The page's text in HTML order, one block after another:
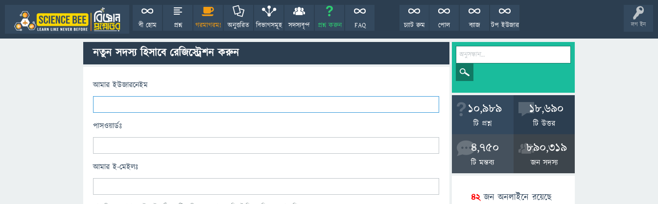
লগ ইন
বী হোম প্রশ্ন গরমাগরম! অনুত্তরিত বিভাগসমূহ সদস্যবৃন্দ প্রশ্ন করুন FAQ টপ ইউজার
ব্যাজ
পোল
চ্যাট রুম
নতুন সদস্য হিসাবে রেজিস্ট্রেশন করুন
আমার ইউজারনেইম
পাসওয়ার্ডঃ
আমার ই-মেইলঃ
10,989
টি প্রশ্ন
18,690
টি উত্তর
4,750
টি মন্তব্য
890,319
জন সদস্য
42জন অনলাইনে রয়েছে